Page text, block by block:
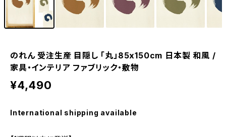
のれん 受注生産 目隠し 「丸」85x150cm 日本製 和風 /
家具・インテリア ファブリック・敷物
¥4,490
International shipping available